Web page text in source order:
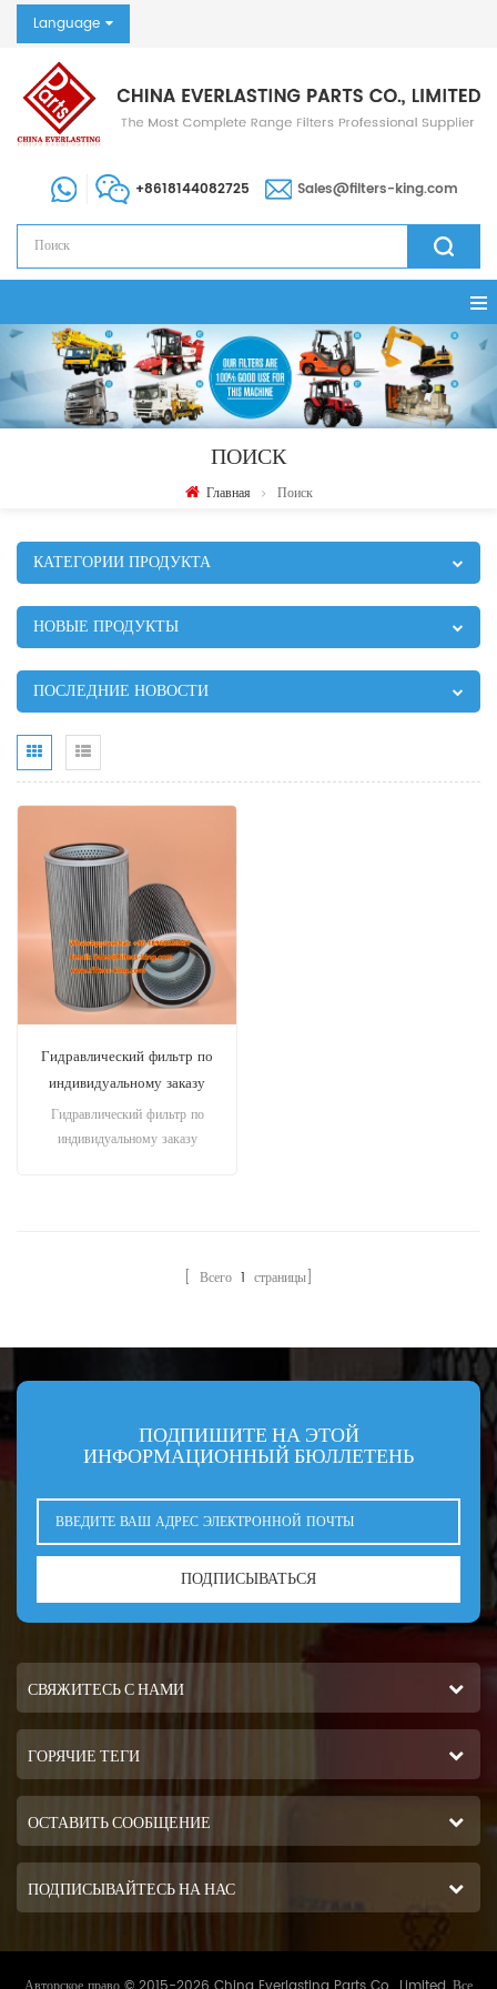
Language
+8618144082725 Sales@filters-king.com
ПОИСК
Главная Поиск
КАТЕГОРИИ ПРОДУКТА
НОВЫЕ ПРОДУКТЫ
ПОСЛЕДНИЕ НОВОСТИ
Гидравлический фильтр по
индивидуальному заказу
TL368E/5
Гидравлический фильтр по
индивидуальному заказу
[ Всего 1 страницы]
ПОДПИШИТЕ НА ЭТОЙ
ИНФОРМАЦИОННЫЙ БЮЛЛЕТЕНЬ
ПОДПИСЫВАТЬСЯ
СВЯЖИТЕСЬ С НАМИ
ГОРЯЧИЕ ТЕГИ
ОСТАВИТЬ СООБЩЕНИЕ
ПОДПИСЫВАЙТЕСЬ НА НАС